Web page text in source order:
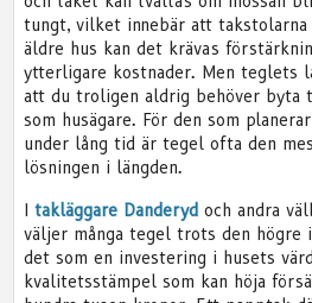
tungt, vilket innebär att takstolarna
äldre hus kan det krävas
ytterligare kostnader. Men teglets
att du troligen aldrig behöver byta
som husägare. För den som
under lång tid är tegel ofta den
lösningen i längden.
Itakläggare Danderyd och andra
väljer många tegel trots den högre
det som en investering i husets
kvalitetsstämpel som kan höja